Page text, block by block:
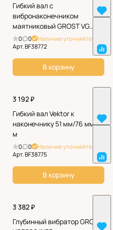
Гибкий вал с
вибронаконечником
маятниковый GROST VG
2.5/35
0 0
Наличие уточняйте
Арт.BF38772
В корзину
3 192 ₽
Гибкий вал Vektor к
наконечнику 51 мм/76 мм 3
м
0 0
Наличие уточняйте
Арт.BF38775
В корзину
3 382 ₽
Глубинный вибратор GROST